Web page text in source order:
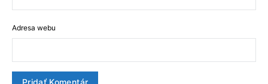
Adresa webu